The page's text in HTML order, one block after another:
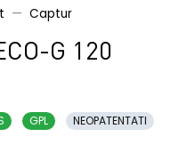
Captur
G 120
GPL NEOPATENTATI